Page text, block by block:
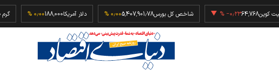
بیت کوین64,768‎−۰٫۲۳ % شاخص کل بورس5,407,901.78 دلار آمریکا188,000